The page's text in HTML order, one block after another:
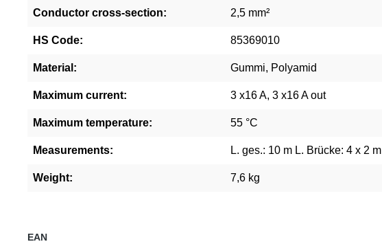
Conductor cross-section: 2,5 mm²
HS Code: 85369010
Material: Gummi, Polyamid
Maximum current: 3 x16 A, 3 x16 A out
Maximum temperature: 55 °C
Measurements: L. ges.: 10 m L. Brücke: 4 x 2 m
Weight: 7,6 kg
EAN